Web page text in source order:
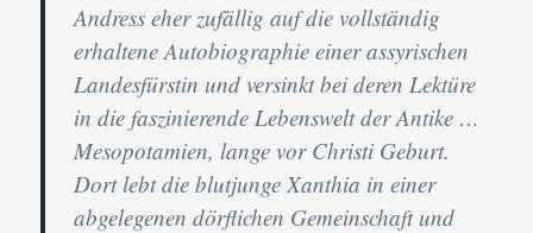
Andress eher zufällig auf die vollständig
erhaltene Autobiographie einer assyrischen
Landesfürstin und versinkt bei deren Lektüre
in die faszinierende Lebenswelt der Antike …
Mesopotamien, lange vor Christi Geburt.
Dort lebt die blutjunge Xanthia in einer
abgelegenen dörflichen Gemeinschaft und